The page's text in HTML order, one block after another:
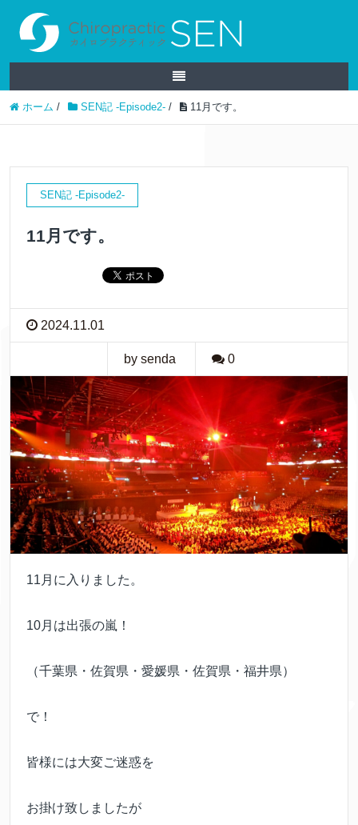
ホーム / SEN記 -Episode2- / 11月です。
SEN記 -Episode2-
11月です。
2024.11.01
by senda 0
11月に入りました。
10月は出張の嵐！
（千葉県・佐賀県・愛媛県・佐賀県・福井県）
で！
皆様には大変ご迷惑を
お掛け致しましたが